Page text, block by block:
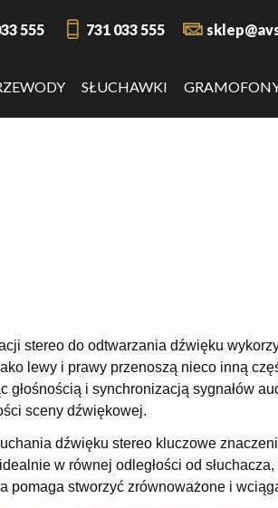
555 731 033 555
SŁUCHAWKI
stereo do odtwarzania dźwięku
lewy i prawy przenoszą nieco inną
głośnością i synchronizacją sygnałów
sceny dźwiękowej.
dźwięku stereo kluczowe
w równej odległości od
pomaga stworzyć zrównoważone i